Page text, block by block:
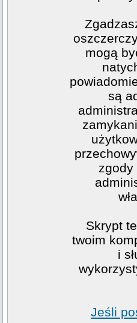
mogą
są
zgody
Skrypt
twoim
i
Jeśli